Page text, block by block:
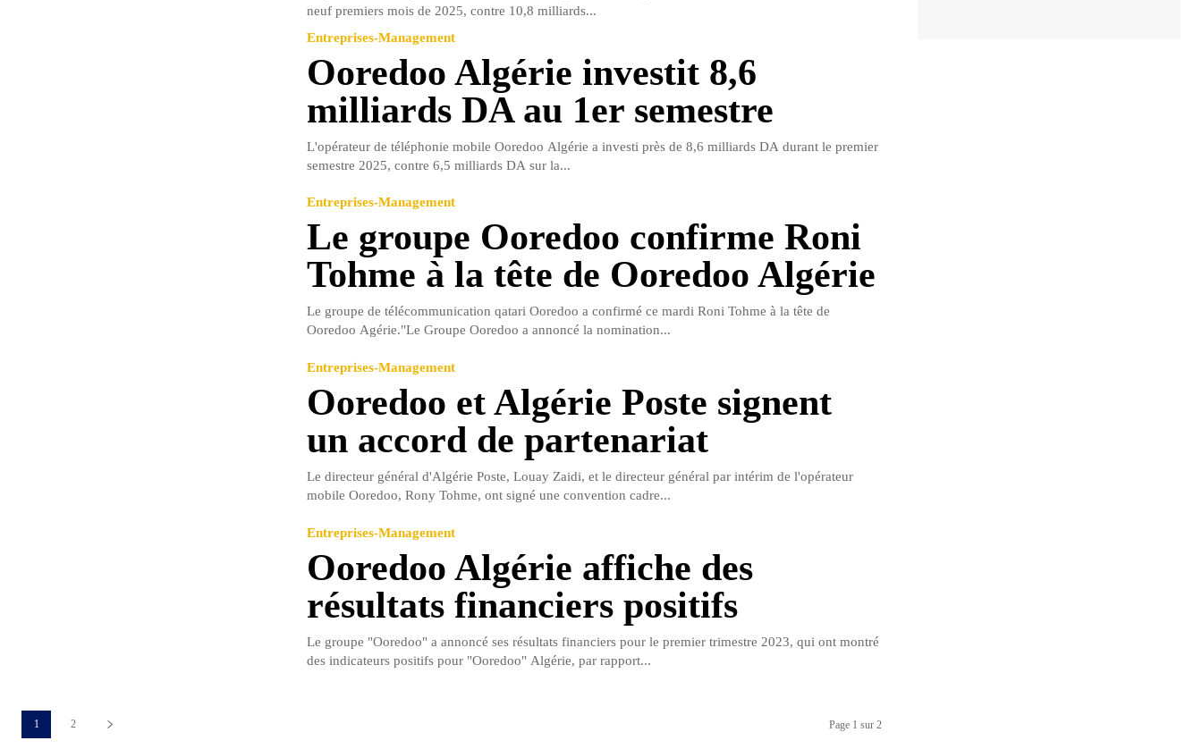
neuf premiers mois de 2025, contre 10,8 milliards...
Entreprises-Management
Ooredoo Algérie investit 8,6
milliards DA au 1er semestre
L'opérateur de téléphonie mobile Ooredoo Algérie a investi près de 8,6 milliards DA durant le premier
semestre 2025, contre 6,5 milliards DA sur la...
Entreprises-Management
Le groupe Ooredoo confirme Roni
Tohme à la tête de Ooredoo Algérie
Le groupe de télécommunication qatari Ooredoo a confirmé ce mardi Roni Tohme à la tête de
Ooredoo Agérie."Le Groupe Ooredoo a annoncé la nomination...
Entreprises-Management
Ooredoo et Algérie Poste signent
un accord de partenariat
Le directeur général d'Algérie Poste, Louay Zaidi, et le directeur général par intérim de l'opérateur
mobile Ooredoo, Rony Tohme, ont signé une convention cadre...
Entreprises-Management
Ooredoo Algérie affiche des
résultats financiers positifs
Le groupe "Ooredoo" a annoncé ses résultats financiers pour le premier trimestre 2023, qui ont montré
des indicateurs positifs pour "Ooredoo" Algérie, par rapport...
1 2 Page 1 sur 2